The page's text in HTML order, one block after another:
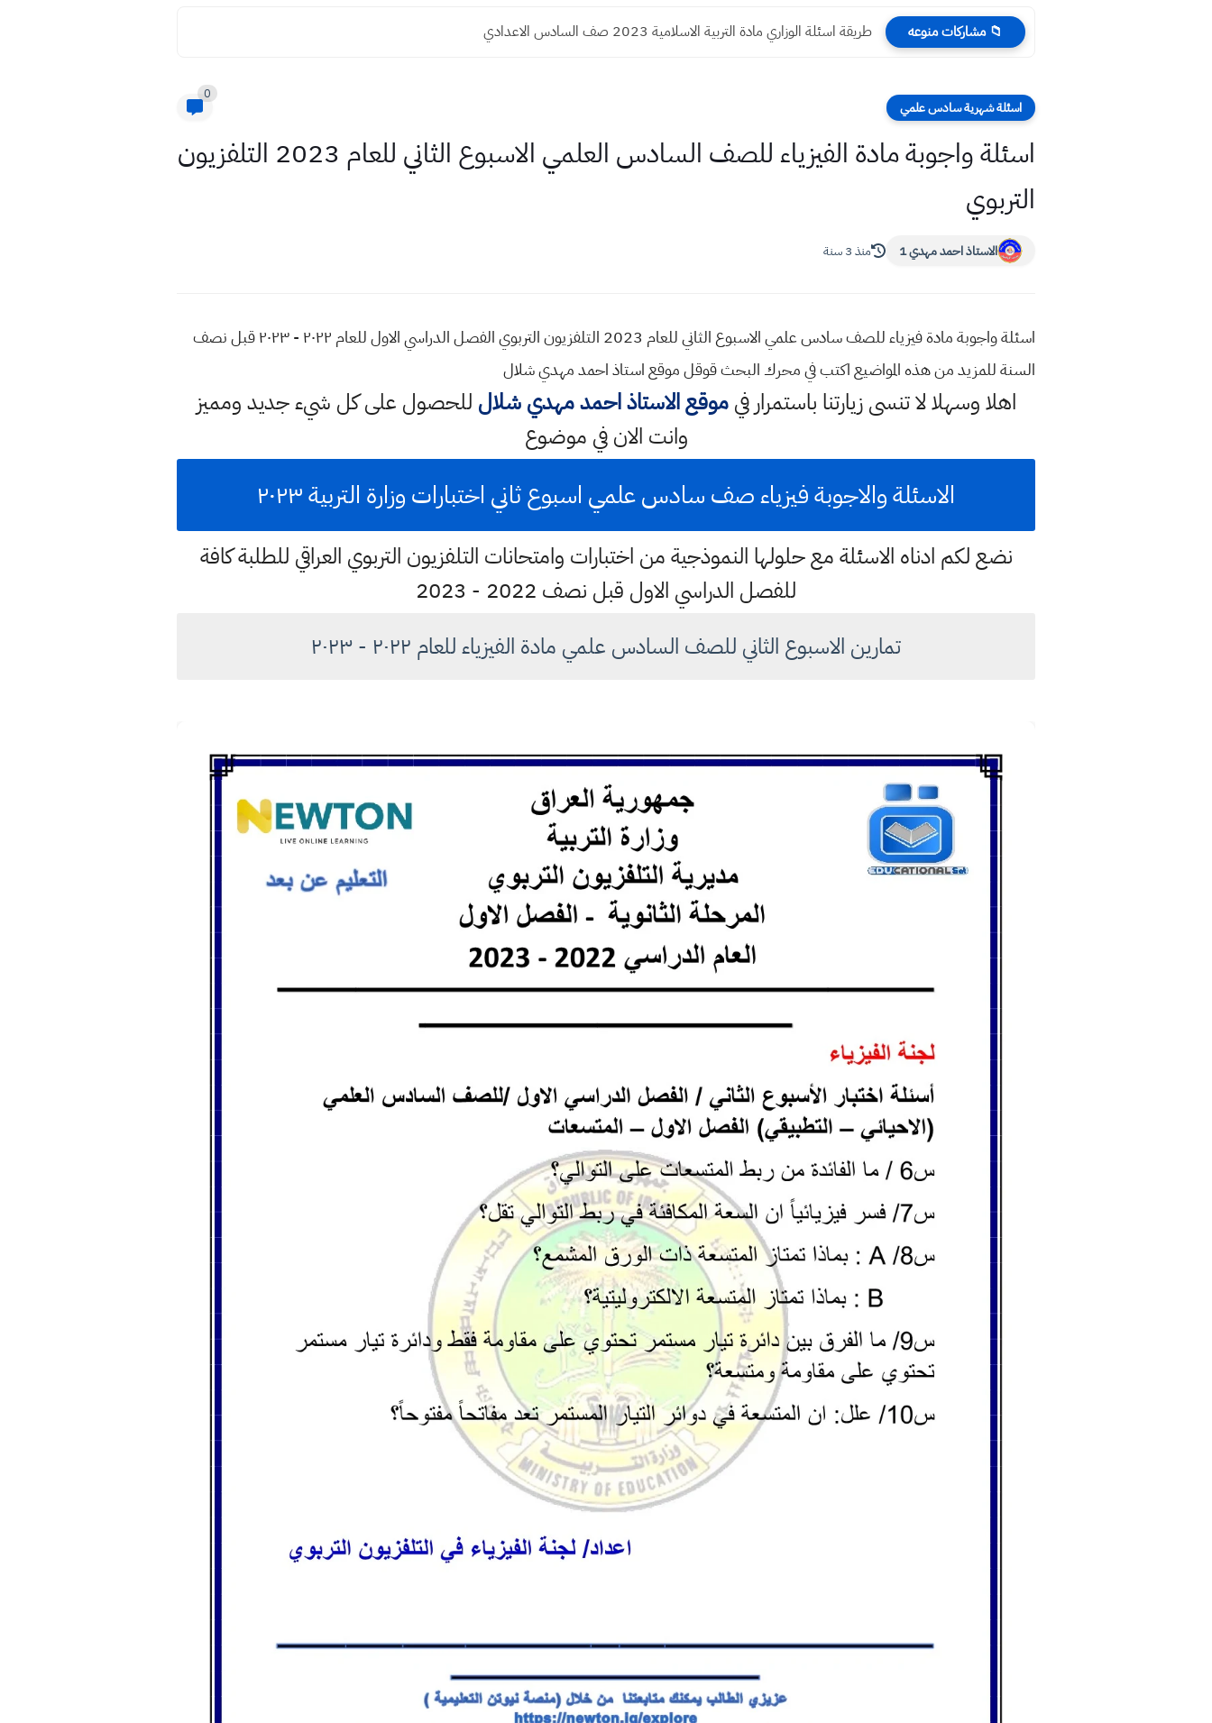
📁 مشاركات منوعه طريقة اسئلة الوزاري مادة التربية الاسلامية 2023 صف السادس الاعدادي
اسئلة شهرية سادس علمي
0
اسئلة واجوبة مادة الفيزياء للصف السادس العلمي الاسبوع الثاني للعام 2023 التلفزيون
التربوي
الاستاذ احمد مهدي 1 منذ 3 سنة
اسئلة واجوبة مادة فيزياء للصف سادس علمي الاسبوع الثاني للعام 2023 التلفزيون التربوي الفصل الدراسي الاول للعام ٢٠٢٢ - ٢٠٢٣ قبل نصف
السنة للمزيد من هذه المواضيع اكتب في محرك البحث قوقل موقع استاذ احمد مهدي شلال
اهلا وسهلالا تنسى زيارتنا باستمرار فيموقع الاستاذ احمد مهدي شلال للحصول على كل شيء جديد ومميز
وانت الان في موضوع
الاسئلة والاجوبة فيزياء صف سادس علمي اسبوع ثاني اختبارات وزارة التربية ٢٠٢٣
نضع لكم ادناه الاسئلة مع حلولها النموذجية من اختبارات وامتحانات التلفزيون التربوي العراقي للطلبة كافة
للفصل الدراسي الاول قبل نصف 2022 - 2023
تمارين الاسبوع الثاني للصف السادس علمي مادة الفيزياء للعام ٢٠٢٢ - ٢٠٢٣